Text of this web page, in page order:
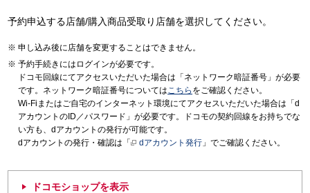
予約申込する店舗/購入商品受取り店舗を選択してください。
申し込み後に店舗を変更することはできません。
予約手続きにはログインが必要です。
ドコモ回線にてアクセスいただいた場合は「ネットワーク暗証番号」が必要
です。ネットワーク暗証番号についてはこちら をご確認ください。
Wi-Fiまたはご自宅のインターネット環境にてアクセスいただいた場合は「d
アカウントのID／パスワード」が必要です。ドコモの契約回線をお持ちでな
い方も、dアカウントの発行が可能です。
dアカウントの発行・確認は「
dアカウント発行 」でご確認ください。
ドコモショップを表示